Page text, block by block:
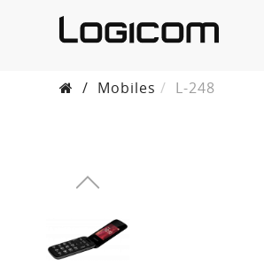
/ Mobiles L-248